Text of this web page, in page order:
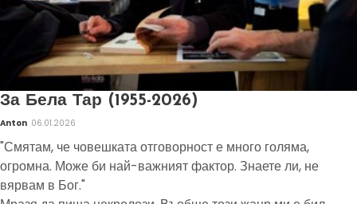
За Бела Тар (1955-2026)
Anton 06.01.2026
"Смятам, че човешката отговорност е много голяма,
огромна. Може би най-важният фактор. Знаете ли, не
вярвам в Бог."